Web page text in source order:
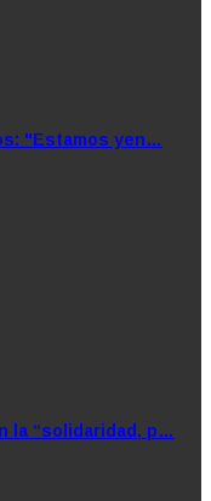
"Estamos yen…
la “solidaridad, p…